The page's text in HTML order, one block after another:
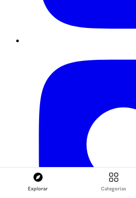
Explorar Categorias